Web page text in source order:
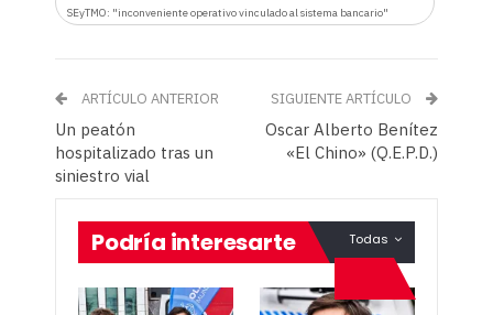
SEyTMO: "inconveniente operativo vinculado al sistema bancario"
ARTÍCULO ANTERIOR
Un peatón
hospitalizado tras un
siniestro vial
SIGUIENTE ARTÍCULO
Oscar Alberto Benítez
«El Chino» (Q.E.P.D.)
Todas
Podría interesarte